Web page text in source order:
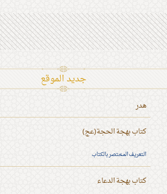
جديد الموقع
هدر
كتاب بهجة الحجة(عج)
التعريف المختصر بالكتاب
كتاب بهجة الدعاء